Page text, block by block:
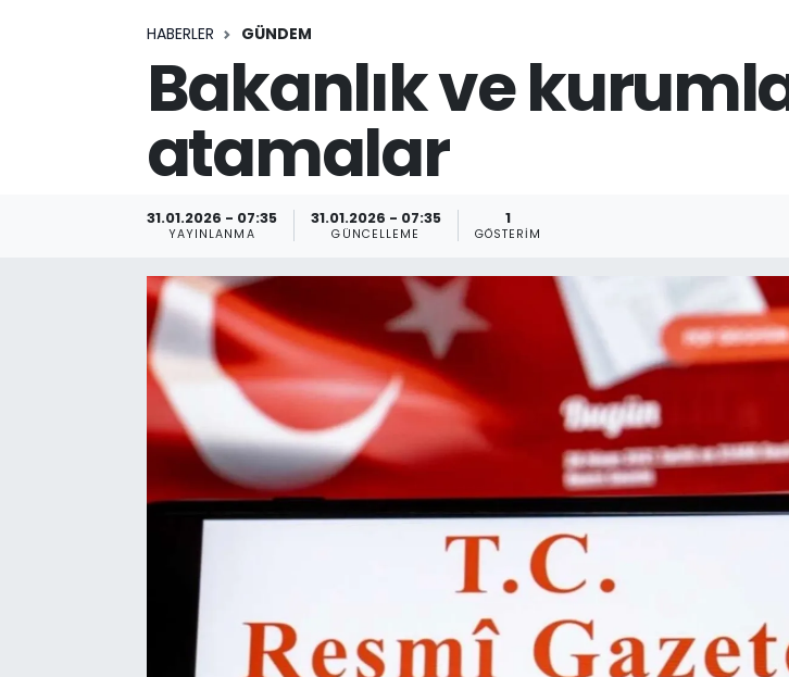
HABERLER GÜNDEM
Bakanlık ve
atamalar
31.01.2026 - 07:35
YAYINLANMA
31.01.2026 - 07:35
GÜNCELLEME
1
GÖSTERIM